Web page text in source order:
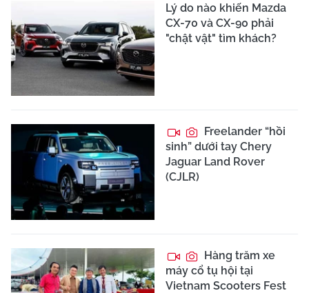
Lý do nào khiến Mazda
CX-70 và CX-90 phải
"chật vật" tìm khách?
Freelander “hồi
sinh” dưới tay Chery
Jaguar Land Rover
(CJLR)
Hàng trăm xe
máy cổ tụ hội tại
Vietnam Scooters Fest